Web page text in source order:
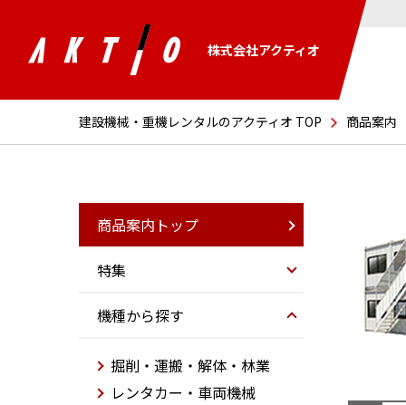
株式会社アクティオ
建設機械・重機レンタルのアクティオ TOP 商品案内
商品案内トップ
特集
機種から探す
掘削・運搬・解体・林業
レンタカー・車両機械